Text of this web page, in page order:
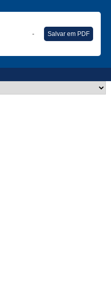
- Salvar em PDF